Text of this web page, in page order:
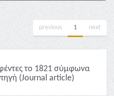
previous 1 next
το 1821 σύμφωνα
(Journal article)